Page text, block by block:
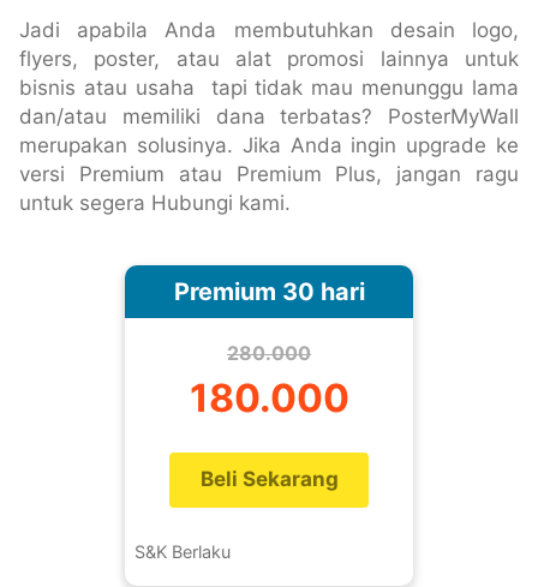
Jadi apabila Anda membutuhkan desain logo,
flyers, poster, atau alat promosi lainnya untuk
bisnis atau usaha tapi tidak mau menunggu lama
dan/atau memiliki dana terbatas? PosterMyWall
merupakan solusinya. Jika Anda ingin upgrade ke
versi Premium atau Premium Plus, jangan ragu
untuk segera Hubungi kami.
Premium 30 hari
280.000
180.000
Beli Sekarang
S&K Berlaku